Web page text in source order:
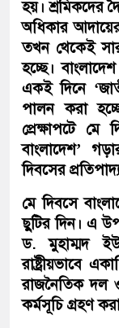
হয়। শ্রমিকদের
অধিকার
তখন থেকেই
হচ্ছে।
একই দিনে
পালন করা
প্রেক্ষাপটে
বাংলাদেশ’
দিবসের
মে দিবসে
ছুটির দিন। এ
ড. মুহাম্মদ
রাষ্ট্রীয়ভাবে
রাজনৈতিক দল
কর্মসূচি গ্রহণ